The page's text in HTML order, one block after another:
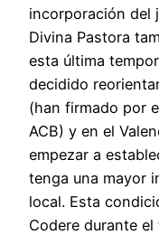
incorporación del
Divina Pastora
esta última
decidido
(han firmado por
ACB) y en el
empezar a
tenga una mayor
local. Esta
Codere durante